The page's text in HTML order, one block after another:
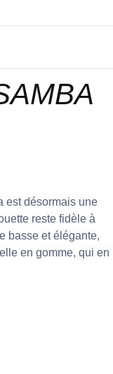
est désormais une
reste fidèle à
basse et élégante,
en gomme, qui en